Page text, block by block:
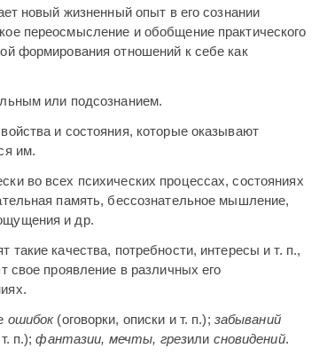
новый жизненный опыт в его сознании
переосмысление и обобщение практического
формирования отношений к себе как
или подсознанием.
и состояния, которые оказывают
им.
во всех психических процессах, состояниях
память, бессознательное мышление,
и др.
такие качества, потребности, интересы и т. п.,
свое проявление в различных его
ошибок(оговорки, описки и т. п.); забываний
п.);фантазии, мечты, грезили сновидений.